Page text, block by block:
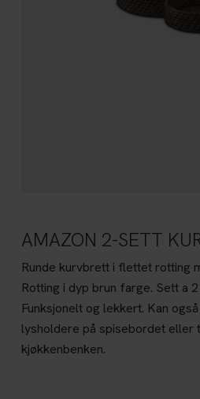
AMAZON 2-SETT
Runde kurvbrett i flettet rotting
Rotting i dyp brun farge. Sett a
Funksjonelt og lekkert. Kan
lysholdere på spisebordet eller
kjøkkenbenken.